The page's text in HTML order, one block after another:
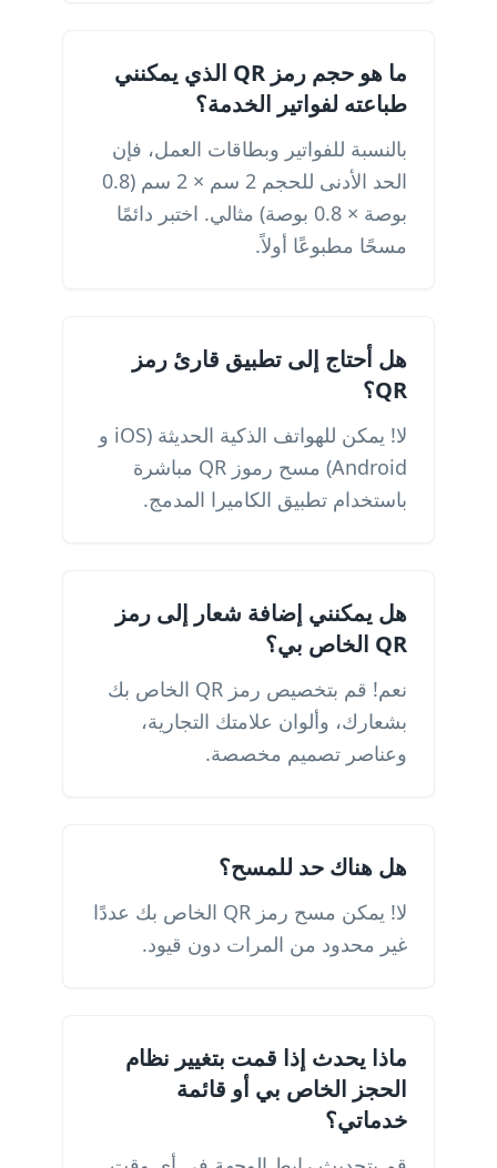
ما هو حجم رمز QR الذي يمكنني
طباعته لفواتير الخدمة؟
بالنسبة للفواتير وبطاقات العمل، فإن
الحد الأدنى للحجم 2 سم × 2 سم (0.8
بوصة × 0.8 بوصة) مثالي. اختبر دائمًا
مسحًا مطبوعًا أولاً.
هل أحتاج إلى تطبيق قارئ رمز
QR؟
لا! يمكن للهواتف الذكية الحديثة (iOS و
Android) مسح رموز QR مباشرة
باستخدام تطبيق الكاميرا المدمج.
هل يمكنني إضافة شعار إلى رمز
QR الخاص بي؟
نعم! قم بتخصيص رمز QR الخاص بك
بشعارك، وألوان علامتك التجارية،
وعناصر تصميم مخصصة.
هل هناك حد للمسح؟
لا! يمكن مسح رمز QR الخاص بك عددًا
غير محدود من المرات دون قيود.
ماذا يحدث إذا قمت بتغيير نظام
الحجز الخاص بي أو قائمة
خدماتي؟